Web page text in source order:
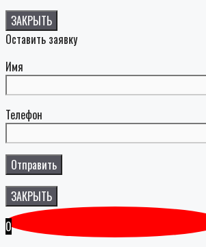
ЗАКРЫТЬ
Оставить заявку
Имя
Телефон
ЗАКРЫТЬ
0